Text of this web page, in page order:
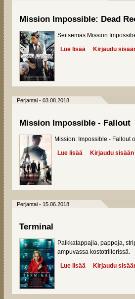
Mission Impossible: Dead
Seitsemäs Mission
Lue lisää about Mission
Kirjaudu
Perjantai - 03.08.2018
Mission Impossible - Fallout
Mission: Impossible - Fallout
Lue lisää about Mission
Kirjaudu sisään
Perjantai - 15.06.2018
Terminal
Palkkatappajia, pappeja,
ampuvassa kostotrillerissä.
Lue lisää about Terminal
Kirjaudu